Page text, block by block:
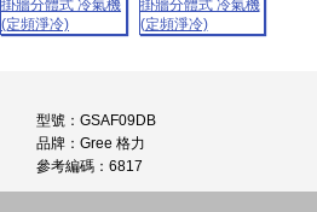
型號：GSAF09DB
品牌：Gree 格力
參考編碼：6817